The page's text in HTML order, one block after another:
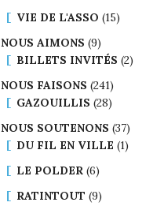
VIE DE L'ASSO (15)
NOUS AIMONS (9)
BILLETS INVITÉS (2)
NOUS FAISONS (241)
GAZOUILLIS (28)
NOUS SOUTENONS (37)
DU FIL EN VILLE (1)
LE POLDER (6)
RATINTOUT (9)